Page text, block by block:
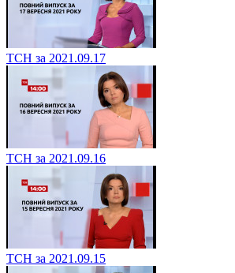
ТСН за 2021.09.17
ТСН за 2021.09.16
ТСН за 2021.09.15